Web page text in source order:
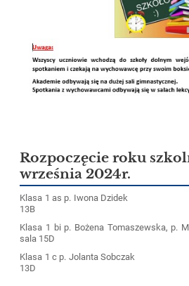
Rozpoczęcie roku
września 2024r.
Klasa 1 as p. Iwona Dzidek
13B
Klasa 1 bi p. Bożena Tomaszewska, p.
sala 15D
Klasa 1 c p. Jolanta
13D